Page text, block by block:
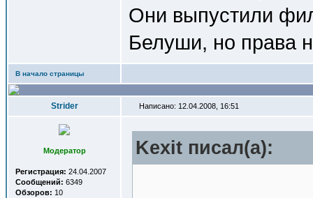
Они выпустили
Белуши, но права
В начало страницы
Strider Написано: 12.04.2008, 16:51
Модератор
Регистрация: 24.04.2007
Сообщений: 6349
Обзоров: 10
Kexit писал(a):